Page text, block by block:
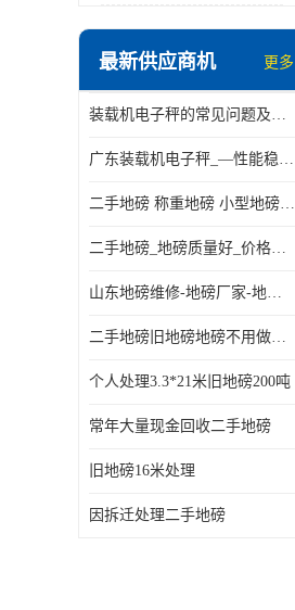
最新供应商机 更多
装载机电子秤的常见问题及解决方法介绍
广东装载机电子秤_—性能稳定—操作简单—品质可靠
二手地磅 称重地磅 小型地磅 一百吨地磅
二手地磅_地磅质量好_价格便宜这里找【地磅行家】
山东地磅维修-地磅厂家-地磅价格-二手地磅
二手地磅旧地磅地磅不用做地基
个人处理3.3*21米旧地磅200吨
常年大量现金回收二手地磅
旧地磅16米处理
因拆迁处理二手地磅